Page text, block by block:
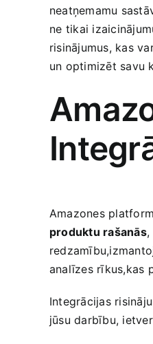
neatņemamu
ne ⁣tikai
risinājumus, kas
un optimizēt savu
Amazones
produktu rašanās,
analīzes rīkus,kas
Integrācijas
‍jūsu darbību,